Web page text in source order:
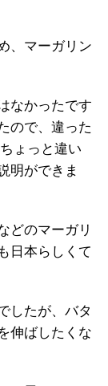
、マーガリン
なかったです
ので、違った
ょっと違い
明ができま
どのマーガリ
日本らしくて
したが、バタ
伸ばしたくな